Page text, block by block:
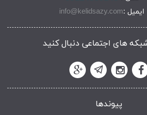
ایمیل :info@kelidsazy.com
شبکه های اجتماعی دنبال کنید
پیوندها